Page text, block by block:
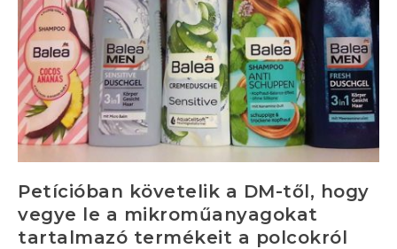
Petícióban követelik a DM-től, hogy
vegye le a mikroműanyagokat
tartalmazó termékeit a polcokról